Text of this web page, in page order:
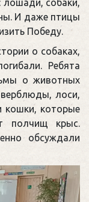
лошади, собаки,
И даже птицы
Победу.
о собаках,
Ребята
о животных
лоси,
кошки, которые
полчищ крыс.
обсуждали